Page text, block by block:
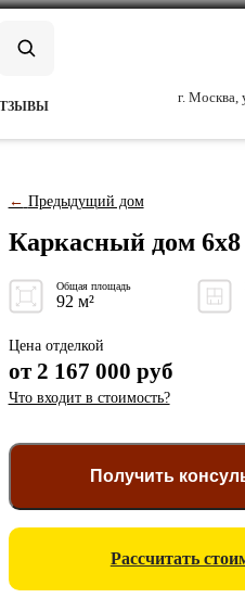
г. Москва,
← Предыдущий дом
Каркасный дом 6x8
Общая площадь
92 м²
Цена отделкой
от 2 167 000 руб
Что входит в стоимость?
Получить
Рассчитать